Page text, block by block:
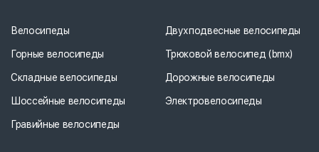
Велосипеды
Горные велосипеды
Складные велосипеды
Шоссейные велосипеды
Гравийные велосипеды
Двухподвесные велосипеды
Трюковой велосипед (bmx)
Дорожные велосипеды
Электровелосипеды